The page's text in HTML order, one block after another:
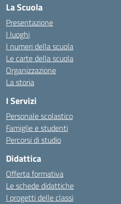
La Scuola
Presentazione
I luoghi
I numeri della scuola
Le carte della scuola
Organizzazione
La storia
I Servizi
Personale scolastico
Famiglie e studenti
Percorsi di studio
Didattica
Offerta formativa
Le schede didattiche
I progetti delle classi